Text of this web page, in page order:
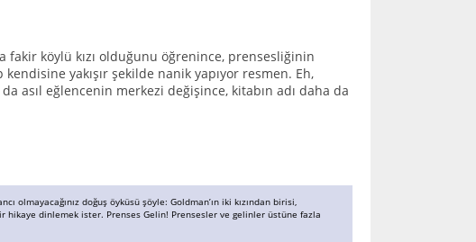
fakir köylü kızı olduğunu öğrenince, prensesliğinin
yakışır şekilde nanik yapıyor resmen. Eh,
asıl eğlencenin merkezi değişince, kitabın adı daha da
olmayacağınız doğuş öyküsü şöyle: Goldman’ın iki kızından birisi,
dinlemek ister. Prenses Gelin! Prensesler ve gelinler üstüne fazla